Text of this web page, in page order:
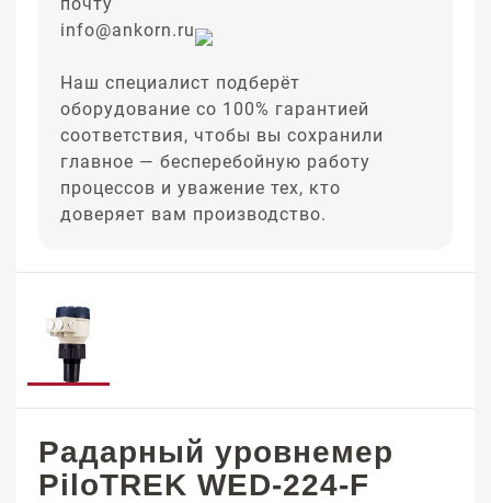
info@ankorn.ru
Наш специалист подберёт
оборудование со 100% гарантией
соответствия, чтобы вы сохранили
главное — бесперебойную работу
процессов и уважение тех, кто
доверяет вам производство.
Радарный уровнемер
PiloTREK WED-224-F